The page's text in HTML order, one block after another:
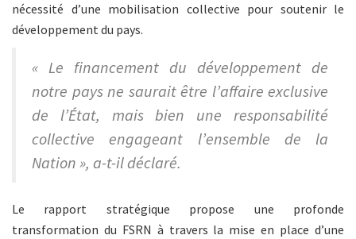
nécessité d’une mobilisation collective pour soutenir le
développement du pays.
« Le financement du développement de
notre pays ne saurait être l’affaire exclusive
de l’État, mais bien une responsabilité
collective engageant l’ensemble de la
Nation », a-t-il déclaré.
Le rapport stratégique propose une profonde
transformation du FSRN à travers la mise en place d’une